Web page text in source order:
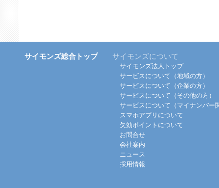
サイモンズ総合トップ サイモンズについて
サイモンズ法人トップ
サービスについて（地域の方）
サービスについて（企業の方）
サービスについて（その他の方）
サービスについて（マイナンバー
スマホアプリについて
失効ポイントについて
お問合せ
会社案内
ニュース
採用情報